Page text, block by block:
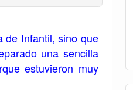
de Infantil, sino que
una sencilla
estuvieron muy